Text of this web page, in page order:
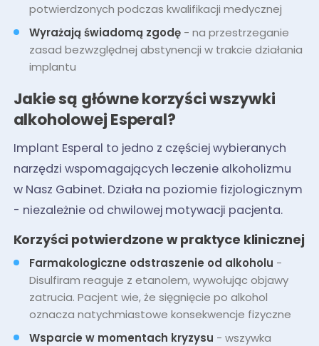
potwierdzonych podczas kwalifikacji medycznej
Wyrażają świadomą zgodę - na przestrzeganie
zasad bezwzględnej abstynencji w trakcie działania
implantu
Jakie są główne korzyści wszywki
alkoholowej Esperal?
Implant Esperal to jedno z częściej wybieranych
narzędzi wspomagających leczenie alkoholizmu
w Nasz Gabinet. Działa na poziomie fizjologicznym
- niezależnie od chwilowej motywacji pacjenta.
Korzyści potwierdzone w praktyce klinicznej
Farmakologiczne odstraszenie od alkoholu -
Disulfiram reaguje z etanolem, wywołując objawy
zatrucia. Pacjent wie, że sięgnięcie po alkohol
oznacza natychmiastowe konsekwencje fizyczne
Wsparcie w momentach kryzysu - wszywka